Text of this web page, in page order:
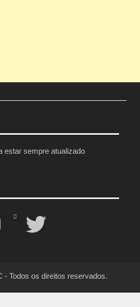
estar sempre atualizado
Twitter
- Todos os direitos reservados.